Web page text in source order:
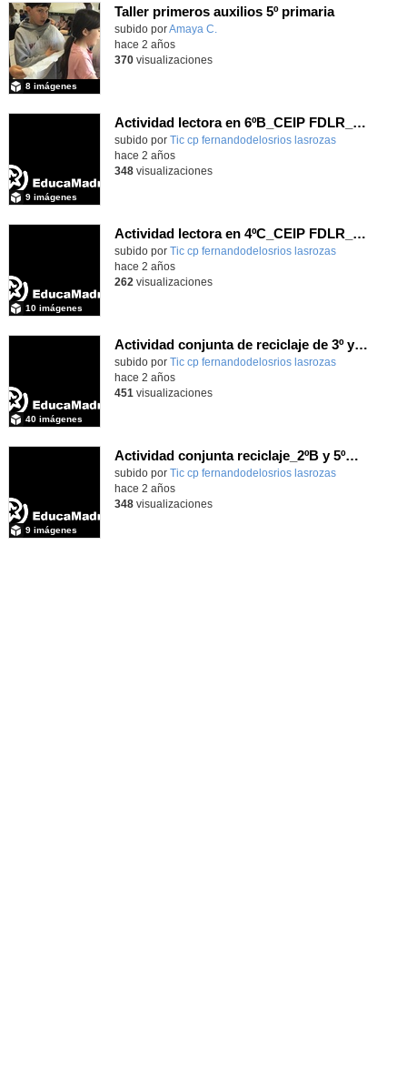
Taller primeros auxilios 5º primaria
Contenido educativo.
subido porAmaya C.
8 imágenes
hace 2 años
370visualizaciones
Actividad lectora en 6ºB_CEIP FDLR_Las Rozas
Contenido educativo.
subido por Tic cp fernandodelosrios lasrozas
9 imágenes
-
hace 2 años
348visualizaciones
Actividad lectora en 4ºC_CEIP FDLR_Las Rozas
Contenido educativo.
subido por Tic cp fernandodelosrios lasrozas
10 imágenes
-
hace 2 años
262 visualizaciones
Actividad conjunta de reciclaje de 3º y 6º_CEIP FDLR_Las Rozas
Contenido educativo.
subido por Tic cp fernandodelosrios lasrozas
40 imágenes
-
hace 2 años
451 visualizaciones
Actividad conjunta reciclaje_2ºB y 5ºB_(fotos)_CEIP FDLR_Las Rozas
Contenido educativo.
subido por Tic cp fernandodelosrios lasrozas
9 imágenes
-
hace 2 años
348visualizaciones